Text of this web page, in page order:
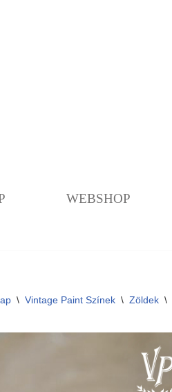
WEBSHOP
\ Vintage Paint Színek \ Zöldek \